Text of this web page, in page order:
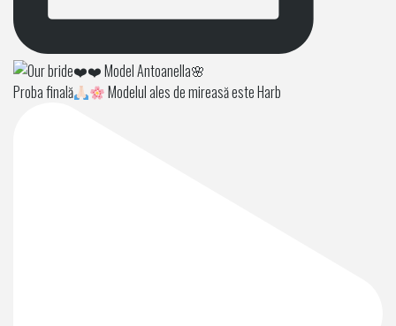
Proba finală Modelul ales de mireasă este Harb